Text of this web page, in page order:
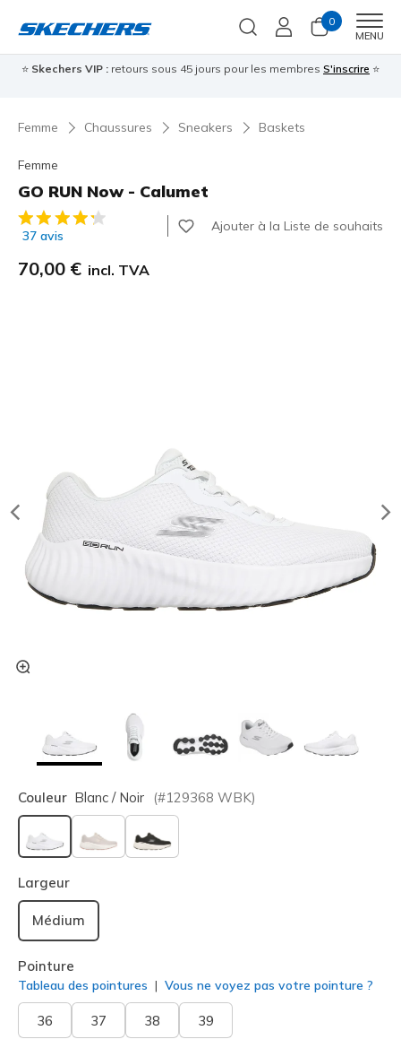
0
MENU
⭐ Skechers VIP : retours sous 45 jours pour les membres S'inscrire ⭐
Femme Chaussures Sneakers Baskets
Femme
GO RUN Now - Calumet
Évaluation client 5 sur 5
37 avis
Ajouter à la Liste de souhaits
70,00 € incl. TVA
Couleur Blanc / Noir (#129368 WBK)
sélectionné
Largeur
Médium
Pointure
Tableau des pointures Vous ne voyez pas votre pointure ?
36 37 38 39